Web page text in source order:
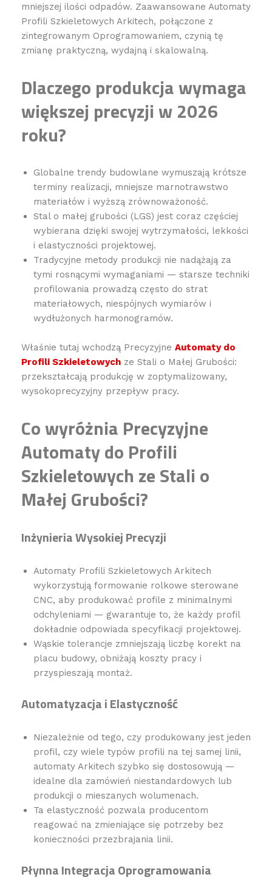
mniejszej ilości odpadów. Zaawansowane Automaty
Profili Szkieletowych Arkitech, połączone z
zintegrowanym Oprogramowaniem, czynią tę
zmianę praktyczną, wydajną i skalowalną.
Dlaczego produkcja wymaga
większej precyzji w 2026
roku?
Globalne trendy budowlane wymuszają krótsze
terminy realizacji, mniejsze marnotrawstwo
materiałów i wyższą zrównoważoność.
Stal o małej grubości (LGS) jest coraz częściej
wybierana dzięki swojej wytrzymałości, lekkości
i elastyczności projektowej.
Tradycyjne metody produkcji nie nadążają za
tymi rosnącymi wymaganiami — starsze techniki
profilowania prowadzą często do strat
materiałowych, niespójnych wymiarów i
wydłużonych harmonogramów.
Właśnie tutaj wchodzą Precyzyjne Automaty do
Profili Szkieletowych ze Stali o Małej Grubości:
przekształcają produkcję w zoptymalizowany,
wysokoprecyzyjny przepływ pracy.
Co wyróżnia Precyzyjne
Automaty do Profili
Szkieletowych ze Stali o
Małej Grubości?
Inżynieria Wysokiej Precyzji
Automaty Profili Szkieletowych Arkitech
wykorzystują formowanie rolkowe sterowane
CNC, aby produkować profile z minimalnymi
odchyleniami — gwarantuje to, że każdy profil
dokładnie odpowiada specyfikacji projektowej.
Wąskie tolerancje zmniejszają liczbę korekt na
placu budowy, obniżają koszty pracy i
przyspieszają montaż.
Automatyzacja i Elastyczność
Niezależnie od tego, czy produkowany jest jeden
profil, czy wiele typów profili na tej samej linii,
automaty Arkitech szybko się dostosowują —
idealne dla zamówień niestandardowych lub
produkcji o mieszanych wolumenach.
Ta elastyczność pozwala producentom
reagować na zmieniające się potrzeby bez
konieczności przezbrajania linii.
Płynna Integracja Oprogramowania